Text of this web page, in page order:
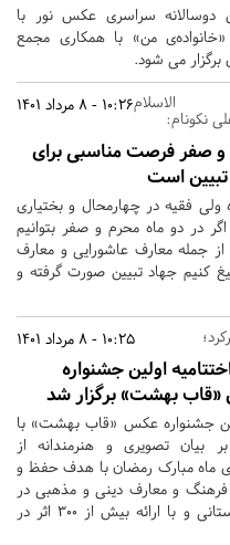
دوسالانه سراسری عکس نور با
«خانواده‌ی من» با همکاری مجمع
می شود.
10:26 - 8 مرداد 1401الاسلام
نکونام:
صفر فرصت مناسبی برای
است
ولی فقیه در چهارمحال و بختیاری
در دو ماه محرم و صفر بتوانیم
از جمله معارف عاشورایی و معارف
کنیم جهاد تبیین صورت گرفته و
10:25 - 8 مرداد 1401
اولین جشنواره
بهشت» برگزار شد
جشنواره عکس «قاب بهشت» با
بیان تصویری و هنرمندانه از
ماه مبارک رمضان با هدف حفظ و
فرهنگ و معارف دینی و مذهبی در
شرایط موجود با حضور پرشور عکاسان استانی و با ارائه بیش از 300 اثر در